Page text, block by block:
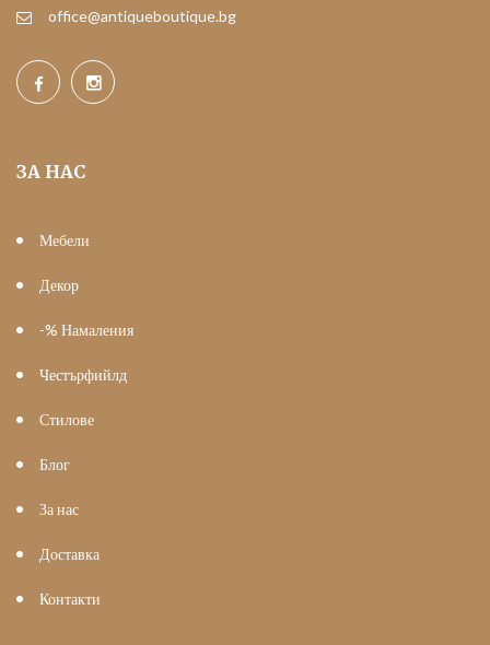
office@antiqueboutique.bg
ЗА НАС
Мебели
Декор
-% Намаления
Честърфийлд
Стилове
Блог
За нас
Доставка
Контакти